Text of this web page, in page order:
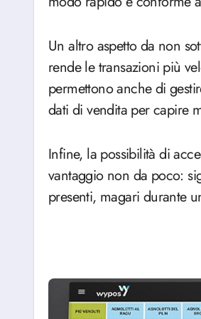
Un altro aspetto da non
rende le transazioni più
permettono anche di
dati di vendita per capire
Infine, la possibilità di
vantaggio non da poco:
presenti, magari durante